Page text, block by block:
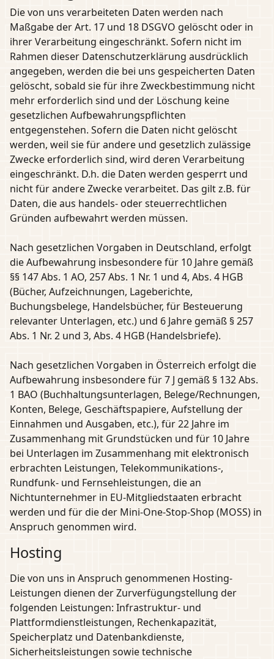
Die von uns verarbeiteten Daten werden nach
Maßgabe der Art. 17 und 18 DSGVO gelöscht oder in
ihrer Verarbeitung eingeschränkt. Sofern nicht im
Rahmen dieser Datenschutzerklärung ausdrücklich
angegeben, werden die bei uns gespeicherten Daten
gelöscht, sobald sie für ihre Zweckbestimmung nicht
mehr erforderlich sind und der Löschung keine
gesetzlichen Aufbewahrungspflichten
entgegenstehen. Sofern die Daten nicht gelöscht
werden, weil sie für andere und gesetzlich zulässige
Zwecke erforderlich sind, wird deren Verarbeitung
eingeschränkt. D.h. die Daten werden gesperrt und
nicht für andere Zwecke verarbeitet. Das gilt z.B. für
Daten, die aus handels- oder steuerrechtlichen
Gründen aufbewahrt werden müssen.
Nach gesetzlichen Vorgaben in Deutschland, erfolgt
die Aufbewahrung insbesondere für 10 Jahre gemäß
§§ 147 Abs. 1 AO, 257 Abs. 1 Nr. 1 und 4, Abs. 4 HGB
(Bücher, Aufzeichnungen, Lageberichte,
Buchungsbelege, Handelsbücher, für Besteuerung
relevanter Unterlagen, etc.) und 6 Jahre gemäß § 257
Abs. 1 Nr. 2 und 3, Abs. 4 HGB (Handelsbriefe).
Nach gesetzlichen Vorgaben in Österreich erfolgt die
Aufbewahrung insbesondere für 7 J gemäß § 132 Abs.
1 BAO (Buchhaltungsunterlagen, Belege/Rechnungen,
Konten, Belege, Geschäftspapiere, Aufstellung der
Einnahmen und Ausgaben, etc.), für 22 Jahre im
Zusammenhang mit Grundstücken und für 10 Jahre
bei Unterlagen im Zusammenhang mit elektronisch
erbrachten Leistungen, Telekommunikations-,
Rundfunk- und Fernsehleistungen, die an
Nichtunternehmer in EU-Mitgliedstaaten erbracht
werden und für die der Mini-One-Stop-Shop (MOSS) in
Anspruch genommen wird.
Hosting
Die von uns in Anspruch genommenen Hosting-
Leistungen dienen der Zurverfügungstellung der
folgenden Leistungen: Infrastruktur- und
Plattformdienstleistungen, Rechenkapazität,
Speicherplatz und Datenbankdienste,
Sicherheitsleistungen sowie technische